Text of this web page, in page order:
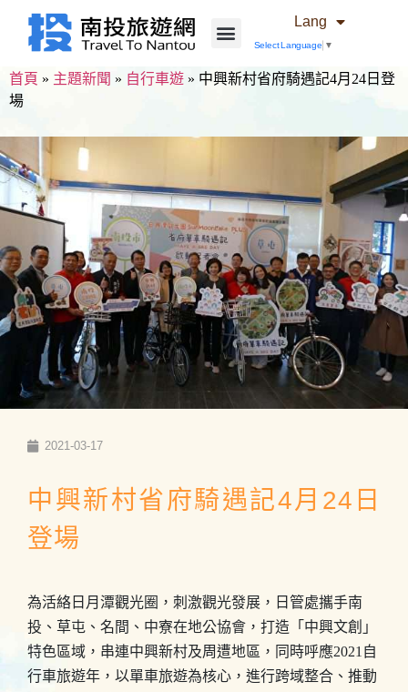
Lang
Select Language ▼
首頁 » 主題新聞 » 自行車遊 » 中興新村省府騎遇記4月24日登
場
2021-03-17
中興新村省府騎遇記4月24日
登場
為活絡日月潭觀光圈，刺激觀光發展，日管處攜手南
投、草屯、名間、中寮在地公協會，打造「中興文創」
特色區域，串連中興新村及周遭地區，同時呼應2021自
行車旅遊年，以單車旅遊為核心，進行跨域整合、推動